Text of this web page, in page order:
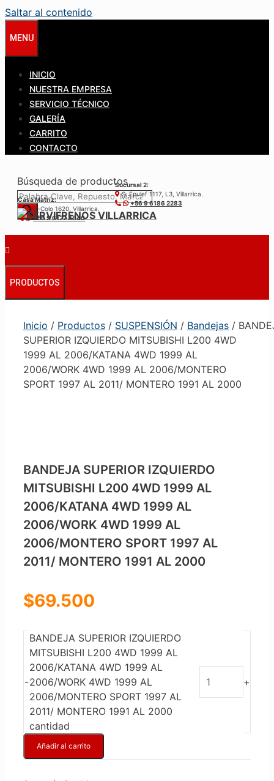
Saltar al contenido
MENU
INICIO
NUESTRA EMPRESA
SERVICIO TÉCNICO
GALERÍA
CARRITO
CONTACTO
Búsqueda de productos
Casa Matríz:
Colo-Colo 1620, Villarrica.
+56 9 6122 3840
Sucursal 2:
S. Epulef 1117, L3, Villarrica.
+56 9 6186 2283
PRODUCTOS
Inicio / Productos / SUSPENSIÓN / Bandejas /
SUPERIOR IZQUIERDO MITSUBISHI L200 4WD
1999 AL 2006/KATANA 4WD 1999 AL
2006/WORK 4WD 1999 AL 2006/MONTERO
SPORT 1997 AL 2011/ MONTERO 1991 AL 2000
BANDEJA SUPERIOR IZQUIERDO
MITSUBISHI L200 4WD 1999 AL
2006/KATANA 4WD 1999 AL
2006/WORK 4WD 1999 AL
2006/MONTERO SPORT 1997 AL
2011/ MONTERO 1991 AL 2000
$69.500
BANDEJA SUPERIOR IZQUIERDO
MITSUBISHI L200 4WD 1999 AL
2006/KATANA 4WD 1999 AL
2006/WORK 4WD 1999 AL
2006/MONTERO SPORT 1997 AL
2011/ MONTERO 1991 AL 2000
cantidad
Añadir al carrito